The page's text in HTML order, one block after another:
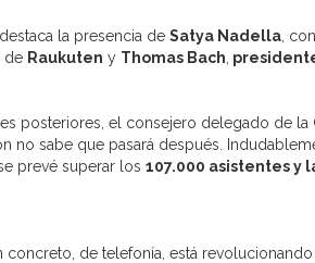
la presencia de Satya Nadella ,
de Raukuten y Thomas Bach
posteriores, el consejero delegado de la
no sabe que pasará después.
prevé superar los 107.000 asistentes y
concreto, de telefonía, está